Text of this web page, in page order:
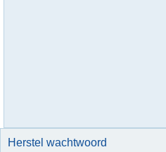
Herstel wachtwoord